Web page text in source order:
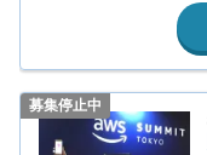
京橋駅から徒歩4分(銀
募集停止中